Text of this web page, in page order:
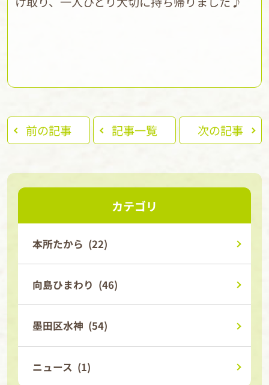
前の記事 記事一覧 次の記事
カテゴリ
本所たから (22)
向島ひまわり (46)
墨田区水神 (54)
ニュース (1)